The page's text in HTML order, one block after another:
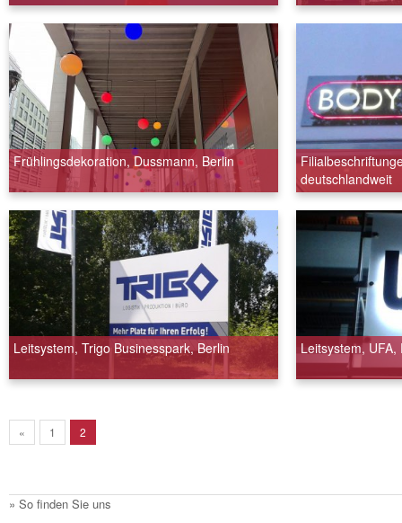
Frühlingsdekoration, Dussmann, Berlin
deutschlandweit
Leitsystem, Trigo Businesspark, Berlin Leitsystem, UFA,
« 1 2
» So finden Sie uns